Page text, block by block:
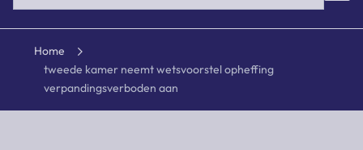
Home
tweede kamer neemt wetsvoorstel opheffing
verpandingsverboden aan